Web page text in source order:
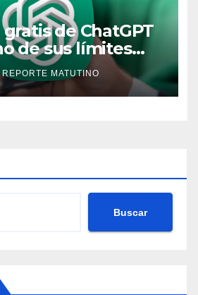
de ChatGPT
de sus límites
y ahora es más
REPORTE MATUTINO
Buscar